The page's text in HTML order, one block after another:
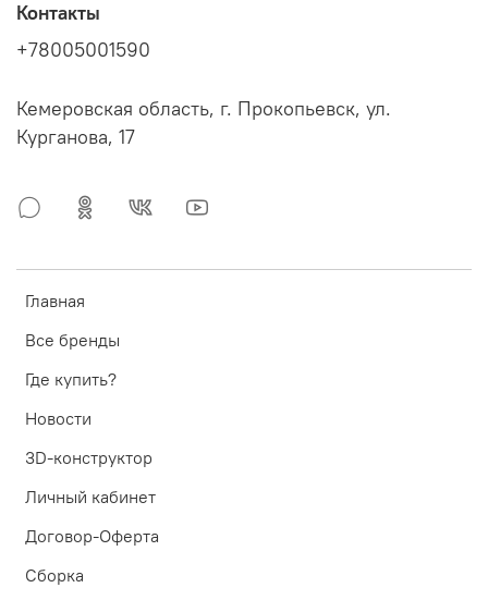
Главная
Все бренды
Где купить?
Новости
3D-конструктор
Личный кабинет
Договор-Оферта
Сборка
Контакты
+78005001590
Кемеровская область, г. Прокопьевск, ул.
Курганова, 17